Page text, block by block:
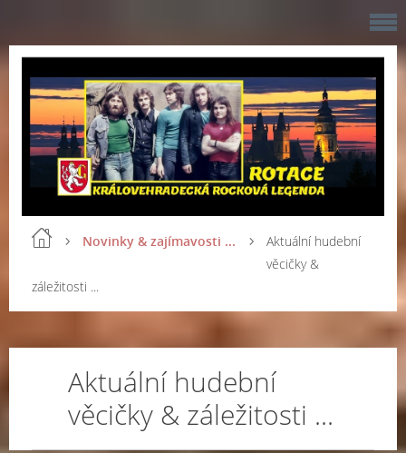
Novinky & zajímavosti ...
Aktuální hudební
věcičky &
záležitosti ...
Aktuální hudební
věcičky & záležitosti ...